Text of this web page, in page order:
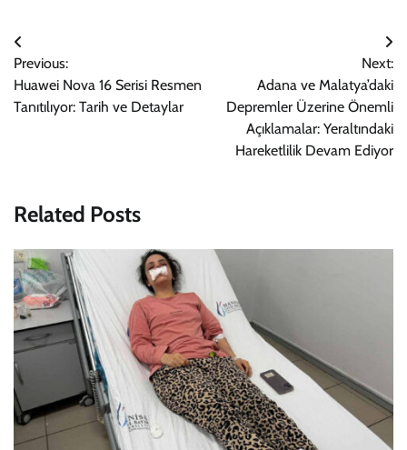
Yazı
gezinmesi
Previous:
Huawei Nova 16 Serisi Resmen
Tanıtılıyor: Tarih ve Detaylar
Next:
Adana ve Malatya’daki
Depremler Üzerine Önemli
Açıklamalar: Yeraltındaki
Hareketlilik Devam Ediyor
Related Posts